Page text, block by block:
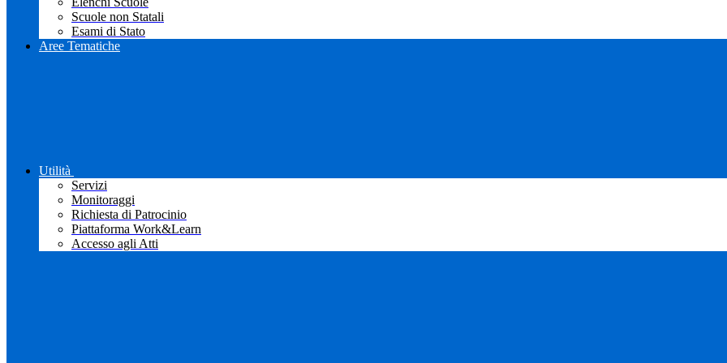
Scuole non Statali
Esami di Stato
Aree Tematiche
Utilità
Servizi
Monitoraggi
Richiesta di Patrocinio
Piattaforma Work&Learn
Accesso agli Atti